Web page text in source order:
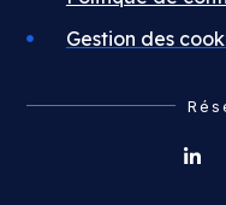
Gestion des